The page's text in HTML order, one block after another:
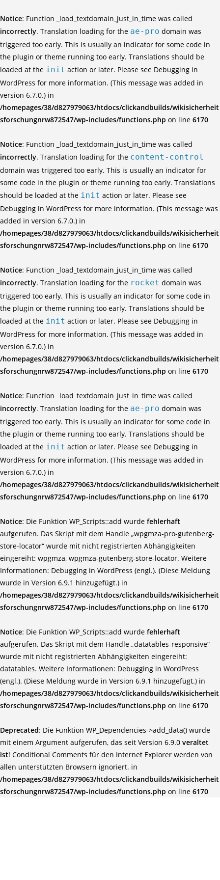
Notice: Function _load_textdomain_just_in_time was called
incorrectly. Translation loading for the ae-pro domain was
triggered too early. This is usually an indicator for some code in
the plugin or theme running too early. Translations should be
loaded at the init action or later. Please see Debugging in
WordPress for more information. (This message was added in
version 6.7.0.) in
/homepages/38/d827979063/htdocs/clickandbuilds/wikisicherheit
sforschungnrw872547/wp-includes/functions.php on line 6170
Notice: Function _load_textdomain_just_in_time was called
incorrectly. Translation loading for the content-control
domain was triggered too early. This is usually an indicator for
some code in the plugin or theme running too early. Translations
should be loaded at the init action or later. Please see
Debugging in WordPress for more information. (This message was
added in version 6.7.0.) in
/homepages/38/d827979063/htdocs/clickandbuilds/wikisicherheit
sforschungnrw872547/wp-includes/functions.php on line 6170
Notice: Function _load_textdomain_just_in_time was called
incorrectly. Translation loading for the rocket domain was
triggered too early. This is usually an indicator for some code in
the plugin or theme running too early. Translations should be
loaded at the init action or later. Please see Debugging in
WordPress for more information. (This message was added in
version 6.7.0.) in
/homepages/38/d827979063/htdocs/clickandbuilds/wikisicherheit
sforschungnrw872547/wp-includes/functions.php on line 6170
Notice: Function _load_textdomain_just_in_time was called
incorrectly. Translation loading for the ae-pro domain was
triggered too early. This is usually an indicator for some code in
the plugin or theme running too early. Translations should be
loaded at the init action or later. Please see Debugging in
WordPress for more information. (This message was added in
version 6.7.0.) in
/homepages/38/d827979063/htdocs/clickandbuilds/wikisicherheit
sforschungnrw872547/wp-includes/functions.php on line 6170
Notice: Die Funktion WP_Scripts::add wurde fehlerhaft
aufgerufen. Das Skript mit dem Handle „wpgmza-pro-gutenberg-
store-locator“ wurde mit nicht registrierten Abhängigkeiten
eingereiht: wpgmza, wpgmza-gutenberg-store-locator. Weitere
Informationen: Debugging in WordPress (engl.). (Diese Meldung
wurde in Version 6.9.1 hinzugefügt.) in
/homepages/38/d827979063/htdocs/clickandbuilds/wikisicherheit
sforschungnrw872547/wp-includes/functions.php on line 6170
Notice: Die Funktion WP_Scripts::add wurde fehlerhaft
aufgerufen. Das Skript mit dem Handle „datatables-responsive“
wurde mit nicht registrierten Abhängigkeiten eingereiht:
datatables. Weitere Informationen: Debugging in WordPress
(engl.). (Diese Meldung wurde in Version 6.9.1 hinzugefügt.) in
/homepages/38/d827979063/htdocs/clickandbuilds/wikisicherheit
sforschungnrw872547/wp-includes/functions.php on line 6170
Deprecated: Die Funktion WP_Dependencies->add_data() wurde
mit einem Argument aufgerufen, das seit Version 6.9.0 veraltet
ist! Conditional Comments für den Internet Explorer werden von
allen unterstützten Browsern ignoriert. in
/homepages/38/d827979063/htdocs/clickandbuilds/wikisicherheit
sforschungnrw872547/wp-includes/functions.php on line 6170